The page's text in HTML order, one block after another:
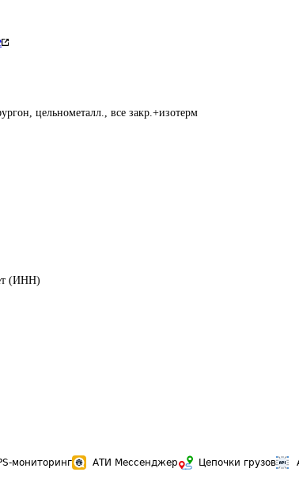
цельнометалл., все закр.+изотерм
(ИНН)
мониторинг АТИ Мессенджер Цепочки грузов